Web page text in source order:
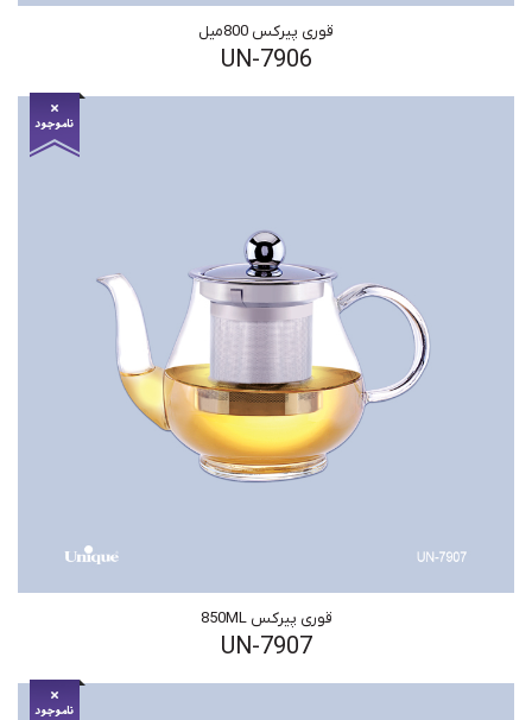
قوری پیرکس 800میل
UN-7906
قوری پیرکس 850ML
UN-7907